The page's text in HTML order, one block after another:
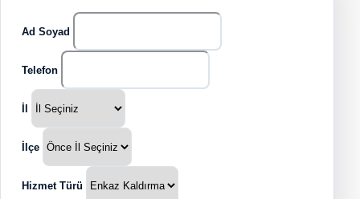
Ad Soyad
Telefon
İl
İlçe
Hizmet Türü